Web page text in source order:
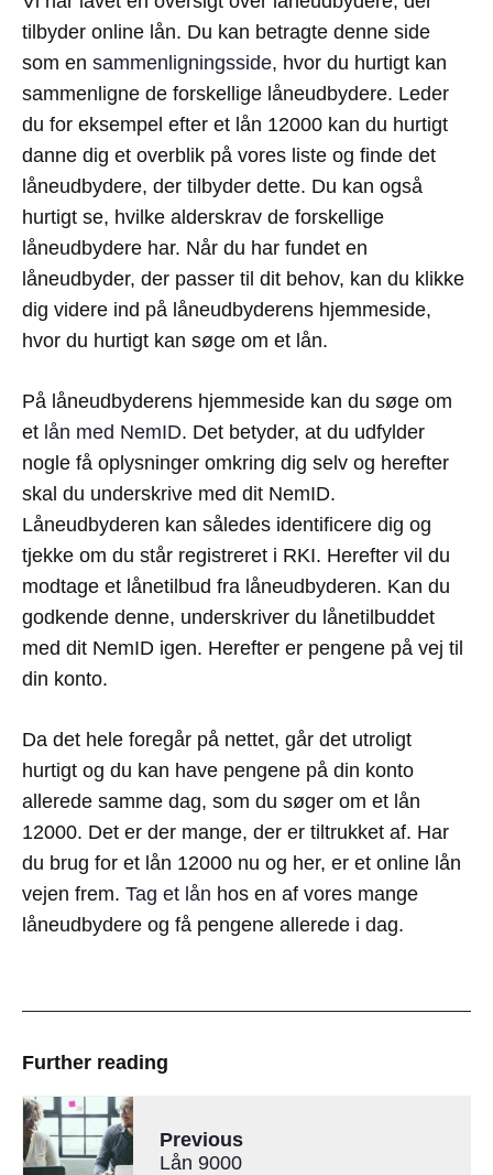
tilbyder online lån. Du kan betragte denne side
som en sammenligningsside, hvor du hurtigt kan
sammenligne de forskellige låneudbydere. Leder
du for eksempel efter et lån 12000 kan du hurtigt
danne dig et overblik på vores liste og finde det
låneudbydere, der tilbyder dette. Du kan også
hurtigt se, hvilke alderskrav de forskellige
låneudbydere har. Når du har fundet en
låneudbyder, der passer til dit behov, kan du klikke
dig videre ind på låneudbyderens hjemmeside,
hvor du hurtigt kan søge om et lån.
På låneudbyderens hjemmeside kan du søge om
et lån med NemID. Det betyder, at du udfylder
nogle få oplysninger omkring dig selv og herefter
skal du underskrive med dit NemID.
Låneudbyderen kan således identificere dig og
tjekke om du står registreret i RKI. Herefter vil du
modtage et lånetilbud fra låneudbyderen. Kan du
godkende denne, underskriver du lånetilbuddet
med dit NemID igen. Herefter er pengene på vej til
din konto.
Da det hele foregår på nettet, går det utroligt
hurtigt og du kan have pengene på din konto
allerede samme dag, som du søger om et lån
12000. Det er der mange, der er tiltrukket af. Har
du brug for et lån 12000 nu og her, er et online lån
vejen frem. Tag et lån hos en af vores mange
låneudbydere og få pengene allerede i dag.
Further reading
Previous
Lån 9000